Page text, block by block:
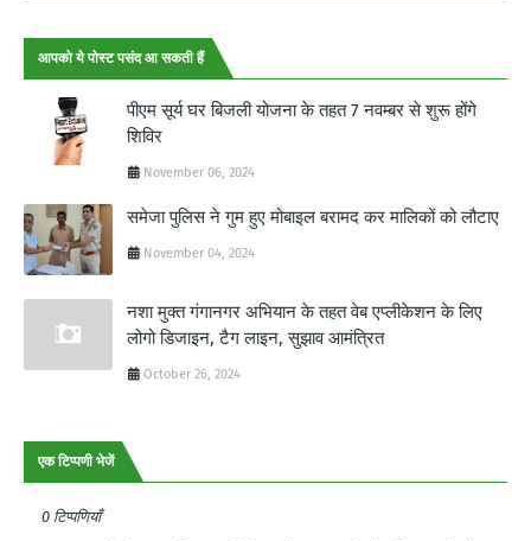
आपको ये पोस्ट पसंद आ सकती हैं
पीएम सूर्य घर बिजली योजना के तहत 7 नवम्बर से शुरू होंगे
शिविर
November 06, 2024
समेजा पुलिस ने गुम हुए मोबाइल बरामद कर मालिकों को लौटाए
November 04, 2024
नशा मुक्त गंगानगर अभियान के तहत वेब एप्लीकेशन के लिए
लोगो डिजाइन, टैग लाइन, सुझाव आमंत्रित
October 26, 2024
एक टिप्पणी भेजें
0 टिप्पणियाँ